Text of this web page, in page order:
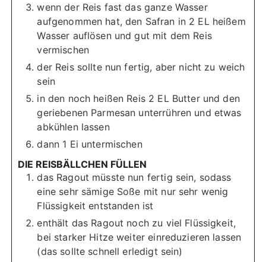
wenn der Reis fast das ganze Wasser
aufgenommen hat, den Safran in 2 EL heißem
Wasser auflösen und gut mit dem Reis
vermischen
der Reis sollte nun fertig, aber nicht zu weich
sein
in den noch heißen Reis 2 EL Butter und den
geriebenen Parmesan unterrühren und etwas
abkühlen lassen
dann 1 Ei untermischen
DIE REISBÄLLCHEN FÜLLEN
das Ragout müsste nun fertig sein, sodass
eine sehr sämige Soße mit nur sehr wenig
Flüssigkeit entstanden ist
enthält das Ragout noch zu viel Flüssigkeit,
bei starker Hitze weiter einreduzieren lassen
(das sollte schnell erledigt sein)